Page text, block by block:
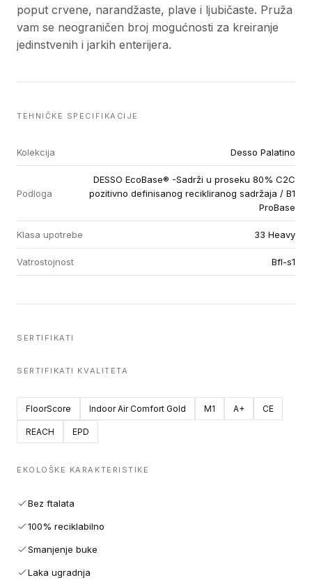
poput crvene, narandžaste, plave i ljubičaste. Pruža
vam se neograničen broj mogućnosti za kreiranje
jedinstvenih i jarkih enterijera.
TEHNIČKE SPECIFIKACIJE
Kolekcija Desso Palatino
Podloga
DESSO EcoBase® -Sadrži u proseku 80% C2C
pozitivno definisanog recikliranog sadržaja / B1
ProBase
Klasa upotrebe 33 Heavy
Vatrostojnost Bfl-s1
SERTIFIKATI
SERTIFIKATI KVALITETA
FloorScore Indoor Air Comfort Gold M1 A+ CE
REACH EPD
EKOLOŠKE KARAKTERISTIKE
Bez ftalata
100% reciklabilno
Smanjenje buke
Laka ugradnja